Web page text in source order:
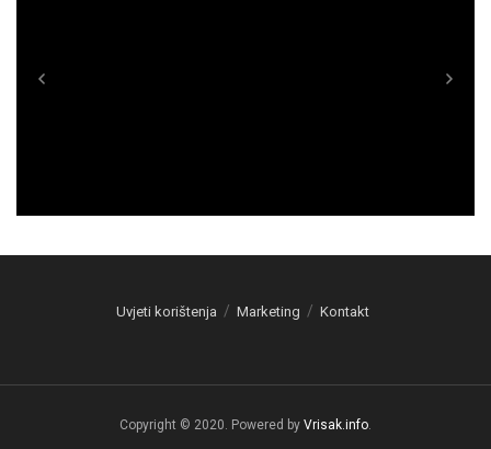
Uvjeti korištenja Marketing Kontakt
Copyright © 2020. Powered by Vrisak.info